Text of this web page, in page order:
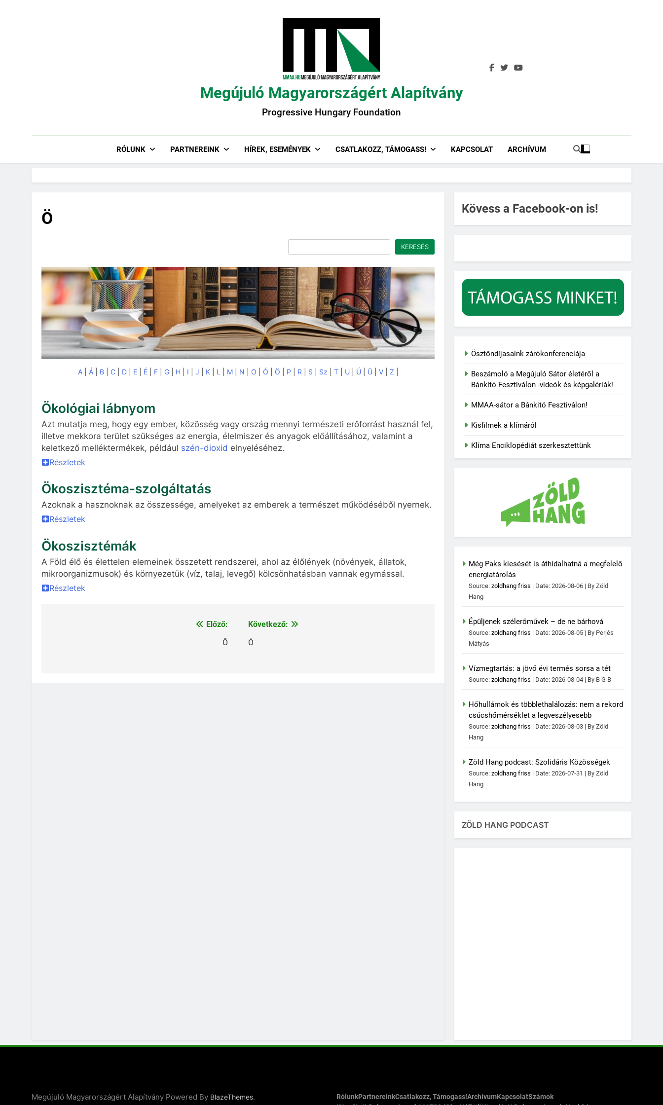
Megújuló Magyarországért Alapítvány
Progressive Hungary Foundation
RÓLUNK PARTNEREINK HÍREK, ESEMÉNYEK CSATLAKOZZ, TÁMOGASS! KAPCSOLAT ARCHÍVUM
Ö
KERESÉS
A| Á| B| C| D| E| É| F| G| H| I J K| L M| N O Ó Ö P R S Sz T| U| Ú| Ü| V| Z
Ökológiai lábnyom
Azt mutatja meg, hogy egy ember, közösség vagy ország mennyi természeti erőforrást használ fel,
illetve mekkora terület szükséges az energia, élelmiszer és anyagok előállításához, valamint a
keletkező melléktermékek, például szén-dioxid elnyeléséhez.
Részletek
Ökoszisztéma-szolgáltatás
Azoknak a hasznoknak az összessége, amelyeket az emberek a természet működéséből nyernek.
Részletek
Ökoszisztémák
A Föld élő és élettelen elemeinek összetett rendszerei, ahol az élőlények (növények, állatok,
mikroorganizmusok) és környezetük (víz, talaj, levegő) kölcsönhatásban vannak egymással.
Részletek
Előző:
Ő
Következő:
Ó
Kövess a Facebook-on is!
Ösztöndíjasaink zárókonferenciája
Beszámoló a Megújuló Sátor életéről a
Bánkitó Fesztiválon -videók és képgalériák!
MMAA-sátor a Bánkitó Fesztiválon!
Kisfilmek a klímáról
Klíma Enciklopédiát szerkesztettünk
Még Paks kiesését is áthidalhatná a megfelelő
energiatárolás
Source:zoldhang friss Date: 2026-08-06
By Zöld
Hang
Épüljenek szélerőművek – de ne bárhová
Source:zoldhang friss Date: 2026-08-05
By Perjés
Mátyás
Vízmegtartás: a jövő évi termés sorsa a tét
Source:zoldhang friss Date: 2026-08-04 By B G B
Hőhullámok és többlethalálozás: nem a rekord
csúcshőmérséklet a legveszélyesebb
Source:zoldhang friss Date: 2026-08-03
By Zöld
Hang
Zöld Hang podcast: Szolidáris Közösségek
Source:zoldhang friss Date: 2026-07-31
By Zöld
Hang
ZÖLD HANG PODCAST
Megújuló Magyarországért Alapítvány Powered By BlazeThemes. RólunkPartnereinkCsatlakozz, Támogass!ArchívumKapcsolatSzámok